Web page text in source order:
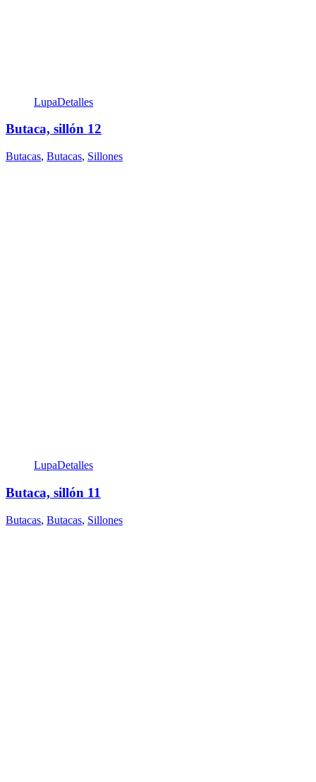
LupaDetalles
Butaca, sillón 12
Butacas, Butacas, Sillones
LupaDetalles
Butaca, sillón 11
Butacas, Butacas, Sillones